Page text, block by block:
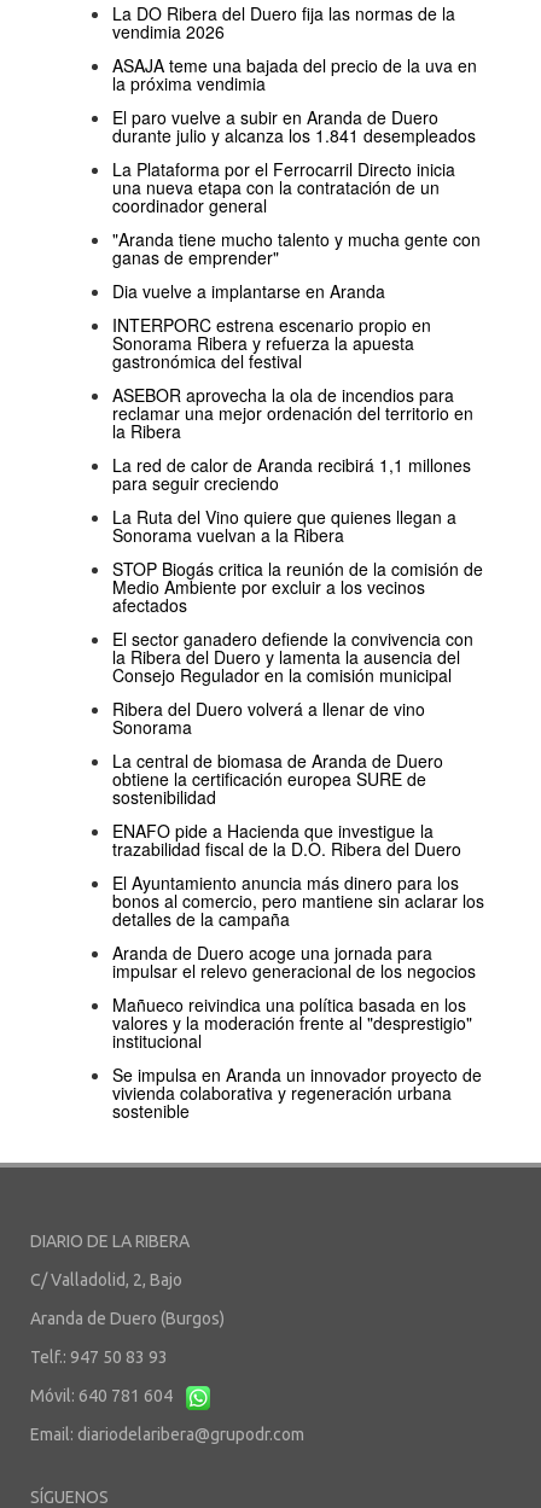
La DO Ribera del Duero fija las normas de la
vendimia 2026
ASAJA teme una bajada del precio de la uva en
la próxima vendimia
El paro vuelve a subir en Aranda de Duero
durante julio y alcanza los 1.841 desempleados
La Plataforma por el Ferrocarril Directo inicia
una nueva etapa con la contratación de un
coordinador general
"Aranda tiene mucho talento y mucha gente con
ganas de emprender"
Dia vuelve a implantarse en Aranda
INTERPORC estrena escenario propio en
Sonorama Ribera y refuerza la apuesta
gastronómica del festival
ASEBOR aprovecha la ola de incendios para
reclamar una mejor ordenación del territorio en
la Ribera
La red de calor de Aranda recibirá 1,1 millones
para seguir creciendo
La Ruta del Vino quiere que quienes llegan a
Sonorama vuelvan a la Ribera
STOP Biogás critica la reunión de la comisión de
Medio Ambiente por excluir a los vecinos
afectados
El sector ganadero defiende la convivencia con
la Ribera del Duero y lamenta la ausencia del
Consejo Regulador en la comisión municipal
Ribera del Duero volverá a llenar de vino
Sonorama
La central de biomasa de Aranda de Duero
obtiene la certificación europea SURE de
sostenibilidad
ENAFO pide a Hacienda que investigue la
trazabilidad fiscal de la D.O. Ribera del Duero
El Ayuntamiento anuncia más dinero para los
bonos al comercio, pero mantiene sin aclarar los
detalles de la campaña
Aranda de Duero acoge una jornada para
impulsar el relevo generacional de los negocios
Mañueco reivindica una política basada en los
valores y la moderación frente al "desprestigio"
institucional
Se impulsa en Aranda un innovador proyecto de
vivienda colaborativa y regeneración urbana
sostenible
DIARIO DE LA RIBERA
C/ Valladolid, 2, Bajo
Aranda de Duero (Burgos)
Telf.: 947 50 83 93
Móvil: 640 781 604
Email: diariodelaribera@grupodr.com
SÍGUENOS